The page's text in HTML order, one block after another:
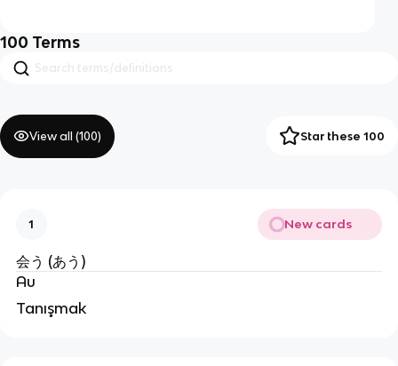
100 Terms
View all (100) Star these 100
1 New cards
会う (あう)
Au
Tanışmak